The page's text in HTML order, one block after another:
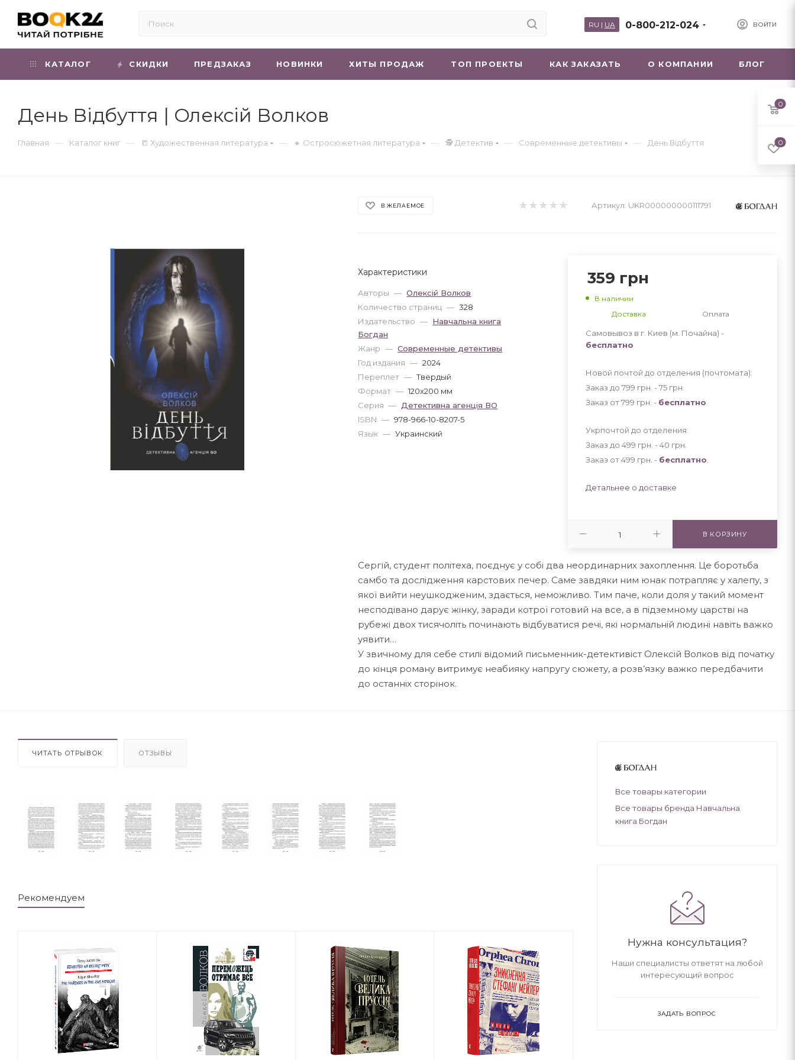
ВОЙТИ
0-800-212-024
RU | UA
КАТАЛОГ СКИДКИ ПРЕДЗАКАЗ НОВИНКИ ХИТЫ ПРОДАЖ ТОП ПРОЕКТЫ КАК ЗАКАЗАТЬ О КОМПАНИИ БЛОГ
День Відбуття | Олексій Волков
Главная — Каталог книг — 📒 Художественная литература — 🔸 Остросюжетная литература — 🕵 Детектив — Современные детективы — День Відбуття
В ЖЕЛАЕМОЕ Артикул: UKR000000000111791
Характеристики
Авторы — Олексій Волков
Количество страниц — 328
Издательство — Навчальна книга
Богдан
Жанр — Современные детективы
Год издания — 2024
Переплет — Твердый
Формат — 120x200 мм
Серия — Детективна агенція ВО
ISBN — 978-966-10-8207-5
Язык — Украинский
359 грн
В наличии
Доставка
Оплата
Самовывоз в г. Киев (м. Почайна) -
бесплатно
Новой почтой до отделения (почтомата):
Заказ до 799 грн. - 75 грн
Заказ от 799 грн. - бесплатно
Укрпочтой до отделения:
Заказ до 499 грн. - 40 грн
Заказ от 499 грн. - бесплатно
Детальнее о доставке
В КОРЗИНУ
Сергій, студент політеха, поєднує у собі два неординарних захоплення. Це боротьба
самбо та дослідження карстових печер. Саме завдяки ним юнак потрапляє у халепу, з
якої вийти неушкодженим, здається, неможливо. Тим паче, коли доля у такий момент
несподівано дарує жінку, заради котрої готовий на все, а в підземному царстві на
рубежі двох тисячоліть починають відбуватися речі, які нормальній людині навіть важко
уявити…
У звичному для себе стилі відомий письменник-детективіст Олексій Волков від початку
до кінця роману витримує неабияку напругу сюжету, а розв’язку важко передбачити
до останніх сторінок.
ЧИТАТЬ ОТРЫВОК ОТЗЫВЫ
Рекомендуем
Все товары категории
Все товары бренда Навчальна
книга Богдан
Нужна консультация?
Наши специалисты ответят на любой
интересующий вопрос
ЗАДАТЬ ВОПРОС
0
0